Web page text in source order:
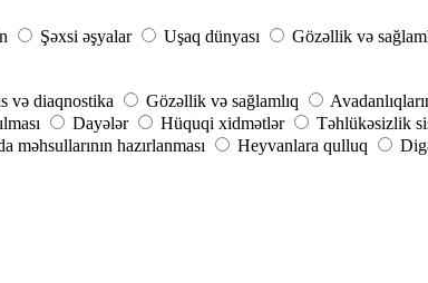
Şəxsi əşyalar Uşaq dünyası Gözəllik və
və diaqnostika Gözəllik və sağlamlıq
Dayələr Hüquqi xidmətlər Təhlükəsizlik
məhsullarının hazırlanması Heyvanlara qulluq